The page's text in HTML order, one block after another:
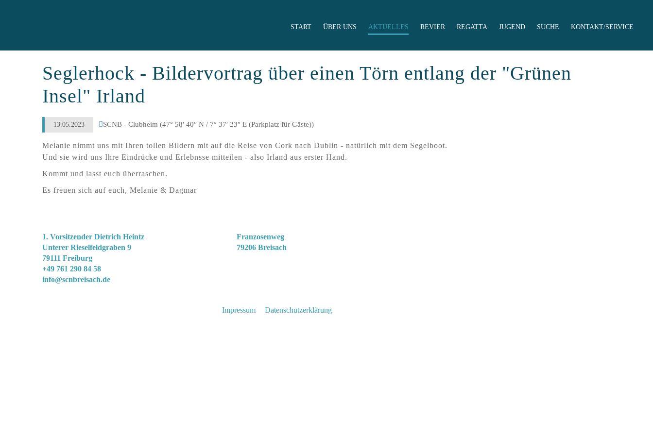
START ÜBER UNS AKTUELLES REVIER REGATTA JUGEND SUCHE KONTAKT/SERVICE
Seglerhock - Bildervortrag über einen Törn entlang der "Grünen
Insel" Irland
13.05.2023 SCNB - Clubheim (47° 58′ 40″ N / 7° 37′ 23″ E (Parkplatz für Gäste))
Melanie nimmt uns mit Ihren tollen Bildern mit auf die Reise von Cork nach Dublin - natürlich mit dem Segelboot.
Und sie wird uns Ihre Eindrücke und Erlebnsse mitteilen - also Irland aus erster Hand.
Kommt und lasst euch überraschen.
Es freuen sich auf euch, Melanie & Dagmar
1. Vorsitzender Dietrich Heintz
Unterer Rieselfeldgraben 9
79111 Freiburg
+49 761 290 84 58
info@scnbreisach.de
Franzosenweg
79206 Breisach
Impressum Datenschutzerklärung